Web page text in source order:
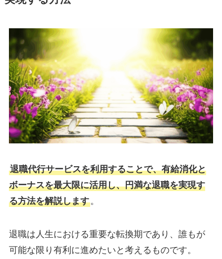
退職代行サービスを利用することで、有給消化と
ボーナスを最大限に活用し、円満な退職を実現す
る方法を解説します。
退職は人生における重要な転換期であり、誰もが
可能な限り有利に進めたいと考えるものです。